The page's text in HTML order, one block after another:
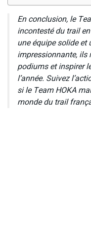
En conclusion, le
incontesté du trail
une équipe solide et
impressionnante, ils
podiums et inspirer
l’année. Suivez
si le Team HOKA
monde du trail